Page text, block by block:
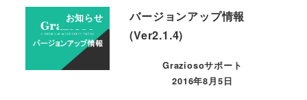
お知らせ
バージョンアップ情報
(Ver2.1.4)
Graziosoサポート
2016年8月5日